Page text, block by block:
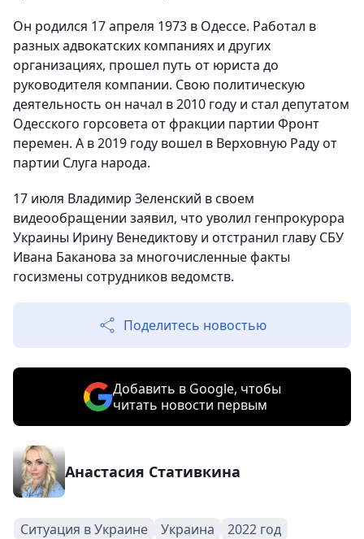
Он родился 17 апреля 1973 в Одессе. Работал в
разных адвокатских компаниях и других
организациях, прошел путь от юриста до
руководителя компании. Свою политическую
деятельность он начал в 2010 году и стал депутатом
Одесского горсовета от фракции партии Фронт
перемен. А в 2019 году вошел в Верховную Раду от
партии Слуга народа.
17 июля Владимир Зеленский в своем
видеообращении заявил, что уволил генпрокурора
Украины Ирину Венедиктову и отстранил главу СБУ
Ивана Баканова за многочисленные факты
госизмены сотрудников ведомств.
Поделитесь новостью
Добавить в Google, чтобы
читать новости первым
Анастасия Стативкина
Ситуация в Украине Украина 2022 год